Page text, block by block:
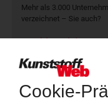
Mehr als 3.000
verzeichnet – Sie auch?
Produkt- und